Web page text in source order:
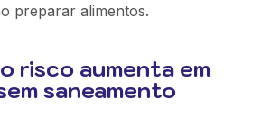
preparar alimentos.
risco aumenta em
saneamento